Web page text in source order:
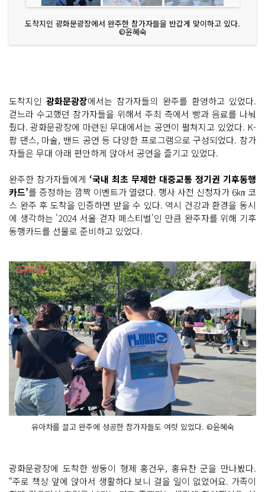
도착지인 광화문광장에서 완주한 참가자들을 반갑게 맞이하고 있다.
©윤혜숙
도착지인광화문광장에서는 참가자들의 완주를 환영하고 있었다.
걷느라 수고했던 참가자들을 위해서 주최 측에서 빵과 음료를 나눠
줬다. 광화문광장에 마련된 무대에서는 공연이 펼쳐지고 있었다. K-
팝 댄스, 마술, 밴드 공연 등 다양한 프로그램으로 구성되었다. 참가
자들은 무대 아래 편안하게 앉아서 공연을 즐기고 있었다.
완주한 참가자들에게 ‘국내 최초 무제한 대중교통 정기권 기후동행
카드’를 증정하는 깜짝 이벤트가 열렸다. 행사 사전 신청자가 6㎞ 코
스 완주 후 도착을 인증하면 받을 수 있다. 역시 건강과 환경을 동시
에 생각하는 '2024 서울 걷자 페스티벌'인 만큼 완주자를 위해 기후
동행카드를 선물로 준비하고 있었다.
유아차를 끌고 완주에 성공한 참가자들도 여럿 있었다. ©윤혜숙
광화문광장에 도착한 쌍둥이 형제 홍건우, 홍유찬 군을 만나봤다.
“주로 책상 앞에 앉아서 생활하다 보니 걸을 일이 없었어요. 가족이